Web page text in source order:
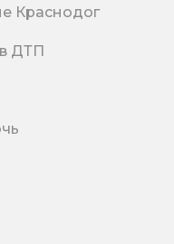
Краснодог
ДТП